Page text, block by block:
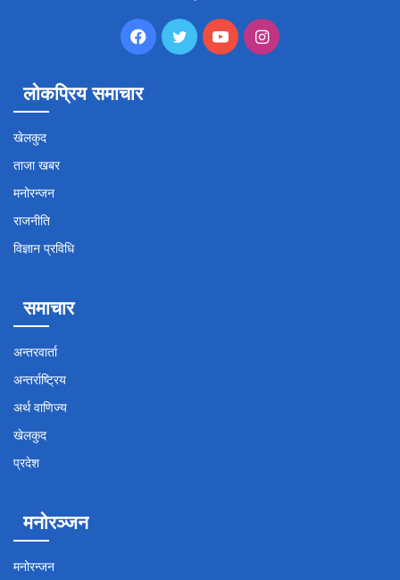
Facebook
TwitterYouTubeInstagram
लोकप्रिय समाचार
खेलकुद
ताजा खबर
मनोरन्जन
राजनीति
विज्ञान प्रविधि
समाचार
अन्तरवार्ता
अन्तर्राष्ट्रिय
अर्थ वाणिज्य
खेलकुद
प्रदेश
मनोरञ्जन
मनोरन्जन